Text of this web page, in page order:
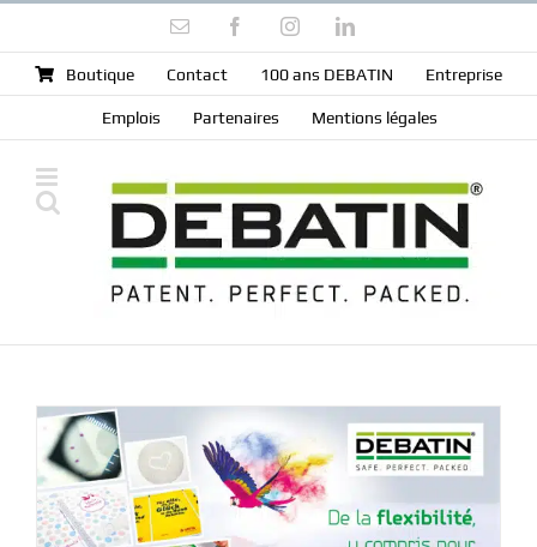
content
Email FacebookInstagramLinkedIn
Boutique Contact 100 ans DEBATIN Entreprise
Emplois Partenaires Mentions légales